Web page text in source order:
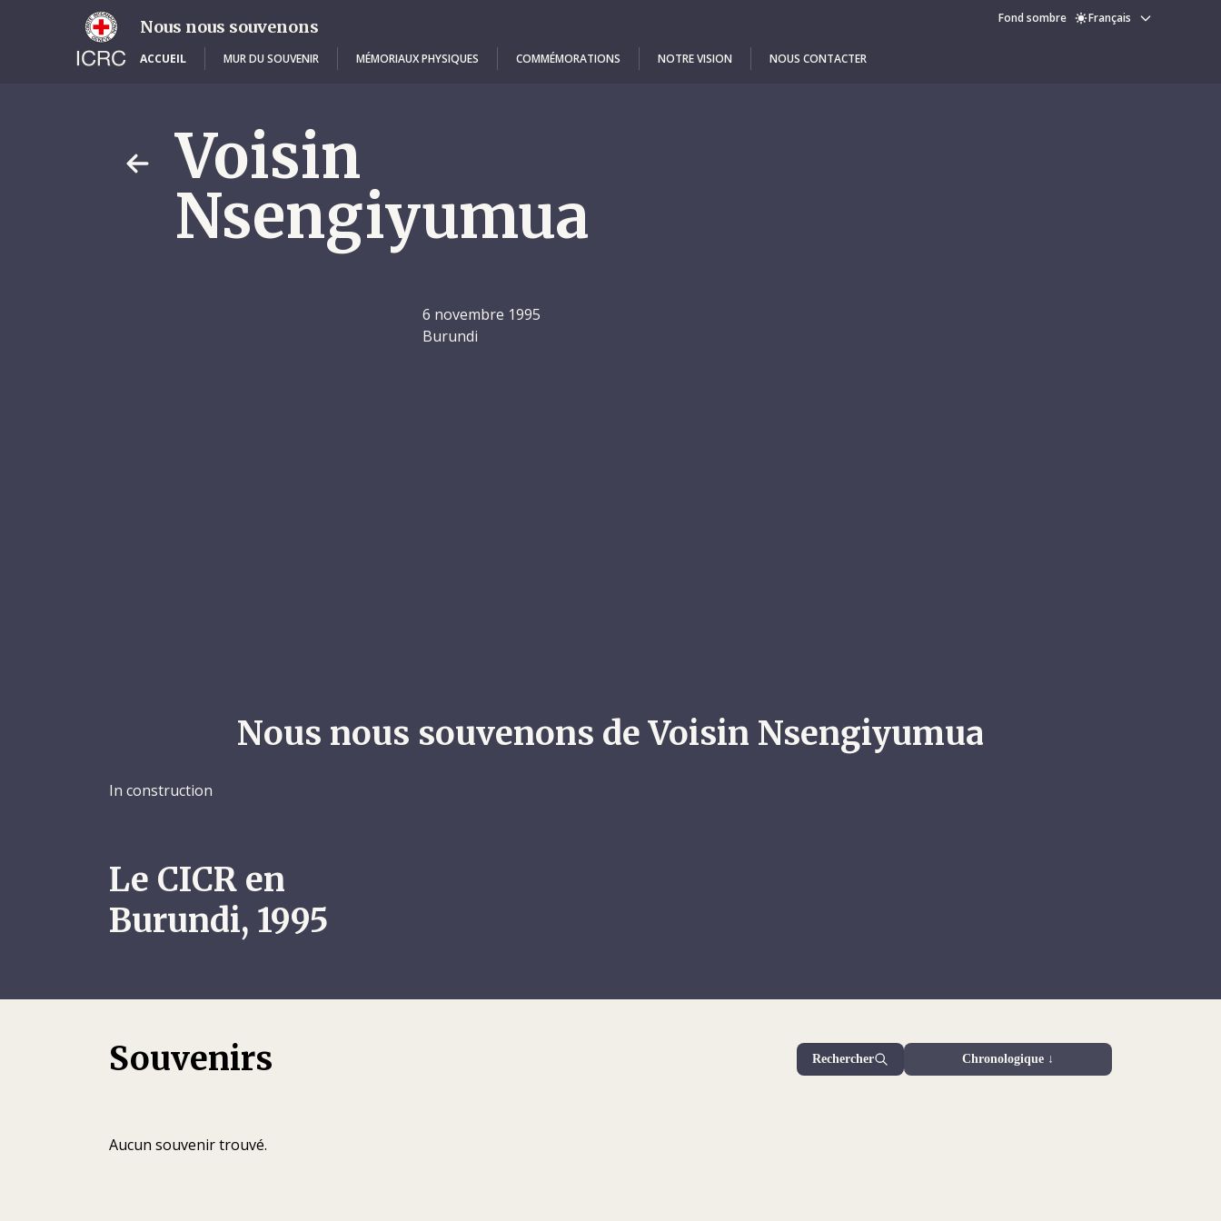
Nous nous souvenons Fond sombre Français
ACCUEIL MUR DU SOUVENIR MÉMORIAUX PHYSIQUES COMMÉMORATIONS NOTRE VISION NOUS CONTACTER
Voisin
Nsengiyumua
6 novembre 1995
Burundi
Nous nous souvenons de Voisin Nsengiyumua
In construction
Le CICR en
Burundi, 1995
Souvenirs Rechercher Chronologique ↓
Aucun souvenir trouvé.